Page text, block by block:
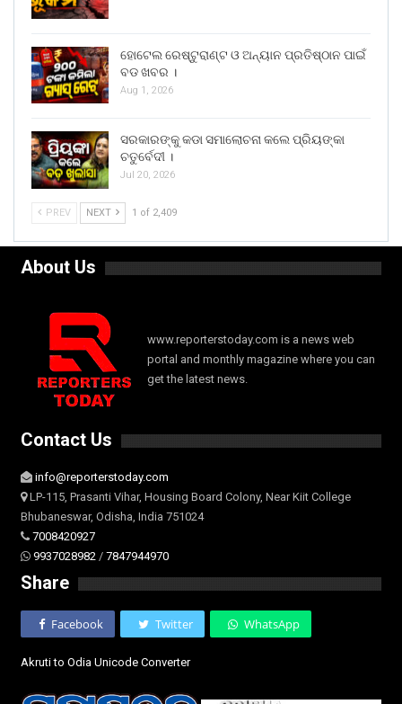
ହୋଟେଲ ରେଷ୍ଟୁରାଣ୍ଟ ଓ ଅନ୍ୟାନ ପ୍ରତିଷ୍ଠାନ ପାଇଁ
ବଡ ଖବର ।
Aug 1, 2026
ସରକାରଙ୍କୁ କଡା ସମାଲୋଚନା କଲେ ପ୍ରିୟଙ୍କା
ଚତୁର୍ବେଦୀ ।
Jul 20, 2026
PREV NEXT 1 of 2,409
About Us
www.reporterstoday.com is a news web
portal and monthly magazine where you can
get the latest news.
Contact Us
info@reporterstoday.com
LP-115, Prasanti Vihar, Housing Board Colony, Near Kiit College
Bhubaneswar, Odisha, India 751024
7008420927
9937028982 / 7847944970
Share
Facebook Twitter WhatsApp
Akruti to Odia Unicode Converter